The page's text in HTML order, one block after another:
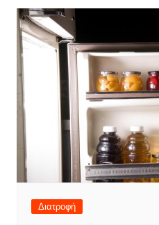
Διατροφή